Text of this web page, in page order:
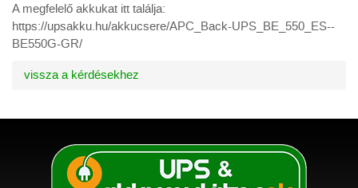
A megfelelő akkukat itt találja:
https://upsakku.hu/akkucsere/APC_Back-UPS_BE_550_ES--
BE550G-GR/
vissza a kérdésekhez